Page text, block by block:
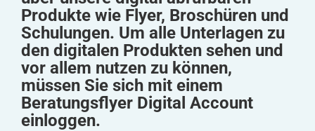
Produkte wie Flyer, Broschüren und
Schulungen. Um alle Unterlagen zu
den digitalen Produkten sehen und
vor allem nutzen zu können,
müssen Sie sich mit einem
Beratungsflyer Digital Account
einloggen.